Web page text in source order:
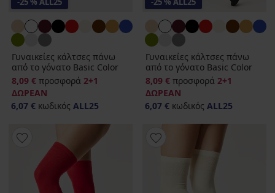
Γυναικείες κάλτσες πάνω
από το γόνατο Basic Color
8,09 € προσφορά 2+1
ΔΩΡΕΑΝ
6,07 € κωδικός ALL25
Γυναικείες κάλτσες πάνω
από το γόνατο Basic Color
8,09 € προσφορά 2+1
ΔΩΡΕΑΝ
6,07 € κωδικός ALL25